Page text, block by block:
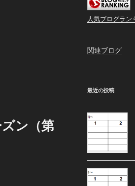
ン（第
人気ブログラン
関連ブログ
最近の投稿